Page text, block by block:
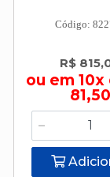
Código:
R$
ou em 10x
81,50